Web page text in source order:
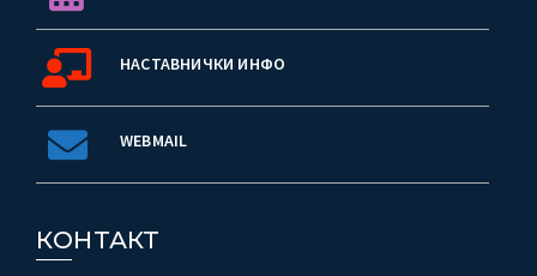
НАСТАВНИЧКИ ИНФО
WEBMAIL
КОНТАКТ